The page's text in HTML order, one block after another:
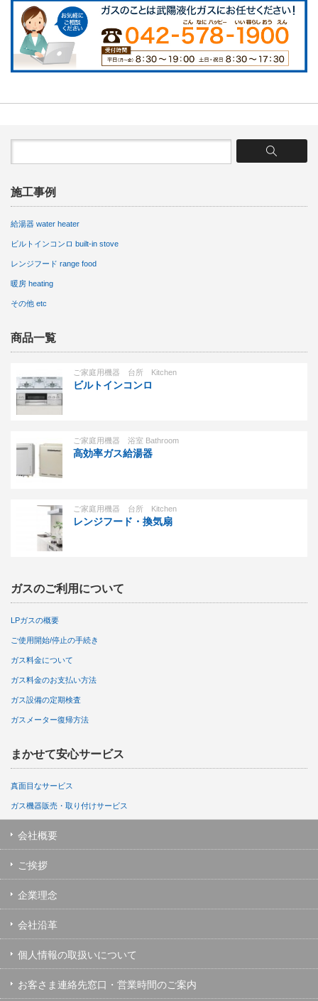
施工事例
給湯器 water heater
ビルトインコンロ built-in stove
レンジフード range food
暖房 heating
その他 etc
商品一覧
ご家庭用機器 台所 Kitchen
ビルトインコンロ
ご家庭用機器 浴室 Bathroom
高効率ガス給湯器
ご家庭用機器 台所 Kitchen
レンジフード・換気扇
ガスのご利用について
LPガスの概要
ご使用開始/停止の手続き
ガス料金について
ガス料金のお支払い方法
ガス設備の定期検査
ガスメーター復帰方法
まかせて安心サービス
真面目なサービス
ガス機器販売・取り付けサービス
会社概要
ご挨拶
企業理念
会社沿革
個人情報の取扱いについて
お客さま連絡先窓口・営業時間のご案内